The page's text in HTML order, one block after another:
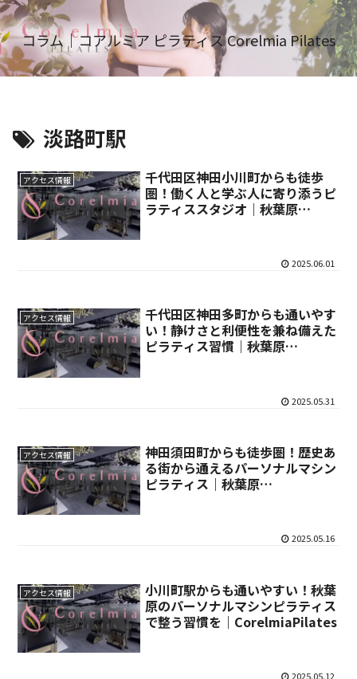
コラム｜コアルミア ピラティス Corelmia Pilates
淡路町駅
アクセス情報
千代田区神田小川町からも徒歩
圏！働く人と学ぶ人に寄り添うピ
ラティススタジオ｜秋葉原
2025.06.01
アクセス情報
千代田区神田多町からも通いやす
い！静けさと利便性を兼ね備えた
ピラティス習慣｜秋葉原
2025.05.31
アクセス情報
神田須田町からも徒歩圏！歴史あ
る街から通えるパーソナルマシン
ピラティス｜秋葉原
2025.05.16
アクセス情報
小川町駅からも通いやすい！秋葉
原のパーソナルマシンピラティス
で整う習慣を｜CorelmiaPilates
2025.05.12